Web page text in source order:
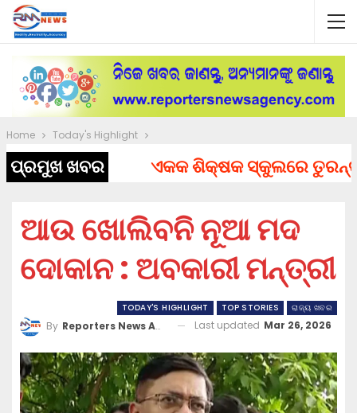
Home Today's Highlight
ପ୍ରମୁଖ ଖବର ଏକକ ଶିକ୍ଷକ ସ୍କୁଲରେ ତୁରନ୍ତ
ଆଉ ଖୋଲିବନି ନୂଆ ମଦ
ଦୋକାନ : ଅବକାରୀ ମନ୍ତ୍ରୀ
TODAY'S HIGHLIGHT TOP STORIES ରାଜ୍ୟ ଖବର
By Reporters News Agency Last updated Mar 26, 2026